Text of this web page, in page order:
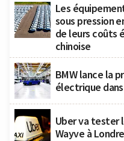
Les
sous pression
de leurs coûts
chinoise
BMW lance la
électrique
Uber va tester
Wayve à